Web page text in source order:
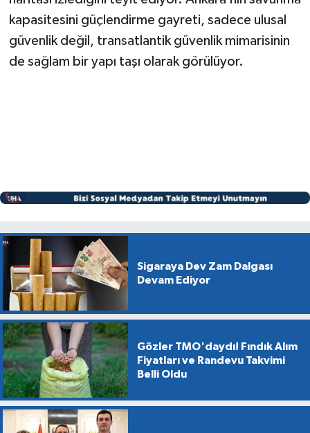
kapasitesini güçlendirme gayreti, sadece ulusal
güvenlik değil, transatlantik güvenlik mimarisinin
de sağlam bir yapı taşı olarak görülüyor.
Sigaraya Dev Zam Dalgası
Devam Ediyor
Gözler TMO'daydı! Fındık Alım
Fiyatları ve Randevu Takvimi
Belli Oldu